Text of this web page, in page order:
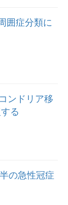
囲症分類に
ンドリア移
る
の急性冠症